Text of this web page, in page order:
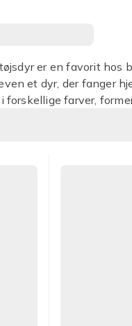
er en favorit hos
et dyr, der fanger
farver,